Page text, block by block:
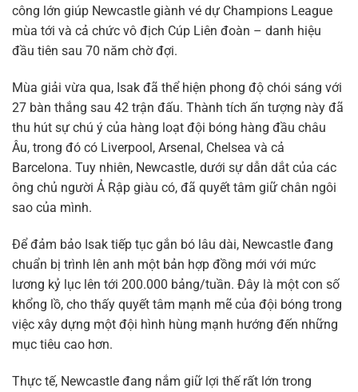
công lớn giúp Newcastle giành vé dự Champions League
mùa tới và cả chức vô địch Cúp Liên đoàn – danh hiệu
đầu tiên sau 70 năm chờ đợi.
Mùa giải vừa qua, Isak đã thể hiện phong độ chói sáng với
27 bàn thắng sau 42 trận đấu. Thành tích ấn tượng này đã
thu hút sự chú ý của hàng loạt đội bóng hàng đầu châu
Âu, trong đó có Liverpool, Arsenal, Chelsea và cả
Barcelona. Tuy nhiên, Newcastle, dưới sự dẫn dắt của các
ông chủ người Ả Rập giàu có, đã quyết tâm giữ chân ngôi
sao của mình.
Để đảm bảo Isak tiếp tục gắn bó lâu dài, Newcastle đang
chuẩn bị trình lên anh một bản hợp đồng mới với mức
lương kỷ lục lên tới 200.000 bảng/tuần. Đây là một con số
khổng lồ, cho thấy quyết tâm mạnh mẽ của đội bóng trong
việc xây dựng một đội hình hùng mạnh hướng đến những
mục tiêu cao hơn.
Thực tế, Newcastle đang nắm giữ lợi thế rất lớn trong